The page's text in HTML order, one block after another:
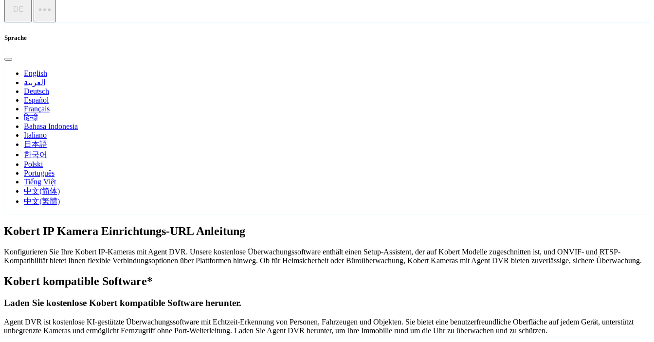
DE
Sprache
English
العربية
Deutsch
Español
Français
हिन्दी
Bahasa Indonesia
Italiano
日本語
한국어
Polski
Português
Tiếng Việt
中文(简体)
中文(繁體)
Kobert IP Kamera Einrichtungs-URL Anleitung
Konfigurieren Sie Ihre Kobert IP-Kameras mit Agent DVR. Unsere kostenlose Überwachungssoftware enthält einen Setup-Assistent, der auf Kobert Modelle zugeschnitten ist, und ONVIF- und RTSP-
Kompatibilität bietet Ihnen flexible Verbindungsoptionen über Plattformen hinweg. Ob für Heimsicherheit oder Büroüberwachung, Kobert Kameras mit Agent DVR bieten zuverlässige, sichere Überwachung.
Kobert kompatible Software*
Laden Sie kostenlose Kobert kompatible Software herunter.
Agent DVR ist kostenlose KI-gestützte Überwachungssoftware mit Echtzeit-Erkennung von Personen, Fahrzeugen und Objekten. Sie bietet eine benutzerfreundliche Oberfläche auf jedem Gerät, unterstützt
unbegrenzte Kameras und ermöglicht Fernzugriff ohne Port-Weiterleitung. Laden Sie Agent DVR herunter, um Ihre Immobilie rund um die Uhr zu überwachen und zu schützen.